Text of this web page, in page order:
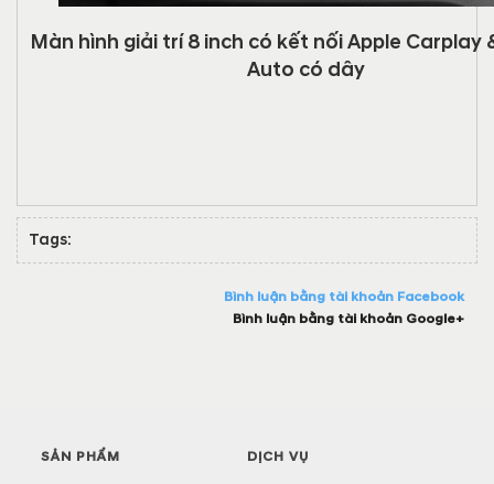
Màn hình giải trí 8 inch có kết nối Apple Carplay
Auto có dây
Tags:
Bình luận bằng tài khoản Facebook
Bình luận bằng tài khoản Google+
SẢN PHẨM DỊCH VỤ